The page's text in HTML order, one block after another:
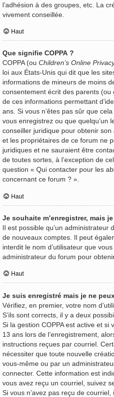
l’adhésion à des groupes, etc. La
vivement conseillée.
Haut
Que signifie COPPA ?
COPPA (ou Children’s Online
loi aux États-Unis qui dit que les
informations de mineurs de moins
consentement écrit des parents (ou
de ces informations permettant
ans. Si vous n’êtes pas sûr que
vous enregistrez ou que quelqu’un
conseiller juridique pour obtenir
et les propriétaires de ce forum ne
juridiques et ne sauraient être
de toutes sortes, à l’exception de
question « Qui contacter pour les
concernant ce forum ? ».
Haut
Je souhaite m’enregistrer, mais
Il est possible qu’un administrateur
de nouveaux comptes. Il peut
interdit le nom d’utilisateur que
administrateur du forum pour obtenir
Haut
Je suis enregistré mais je ne
Vérifiez, en premier, votre nom
S’ils sont corrects, il y a deux
Si la gestion COPPA est active et
13 ans lors de l’enregistrement,
instructions reçues par courriel.
nécessiter que toute nouvelle
vous-même ou par un
connecter. Cette information est
vous avez reçu un courriel, suivez
Si vous n’avez pas reçu de